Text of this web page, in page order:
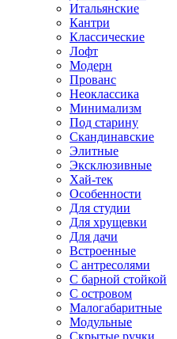
Итальянские
Кантри
Классические
Лофт
Модерн
Прованс
Неоклассика
Минимализм
Под старину
Скандинавские
Элитные
Эксклюзивные
Хай-тек
Особенности
Для студии
Для хрущевки
Для дачи
Встроенные
С антресолями
С барной стойкой
С островом
Малогабаритные
Модульные
Скрытые ручки